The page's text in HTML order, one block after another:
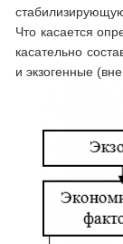
Что касается
касательно
и экзогенные